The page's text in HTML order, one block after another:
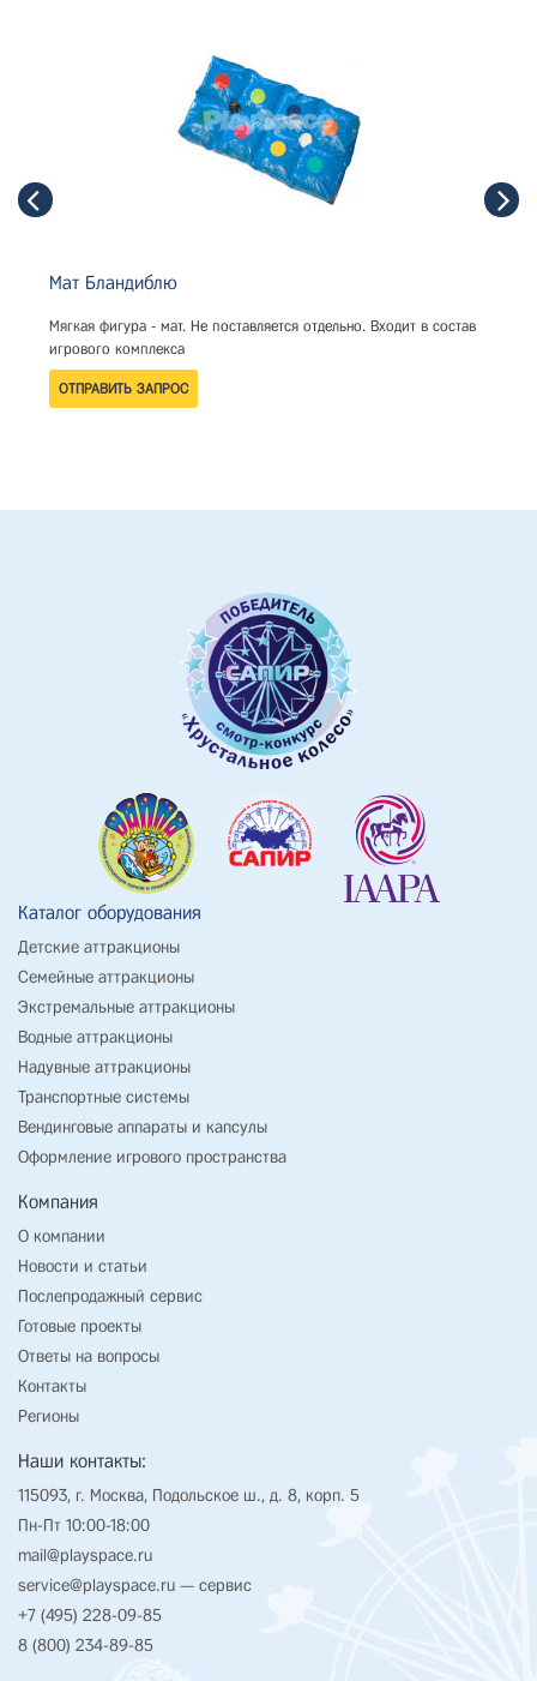
Мат Бландиблю
Мягкая фигура - мат. Не поставляется отдельно. Входит в состав
игрового комплекса
Каталог оборудования
Детские аттракционы
Семейные аттракционы
Экстремальные аттракционы
Водные аттракционы
Надувные аттракционы
Транспортные системы
Вендинговые аппараты и капсулы
Оформление игрового пространства
Компания
О компании
Новости и статьи
Послепродажный сервис
Готовые проекты
Ответы на вопросы
Контакты
Регионы
Наши контакты:
115093, г. Москва, Подольское ш., д. 8, корп. 5
Пн-Пт 10:00-18:00
mail@playspace.ru
service@playspace.ru — сервис
+7 (495) 228-09-85
8 (800) 234-89-85